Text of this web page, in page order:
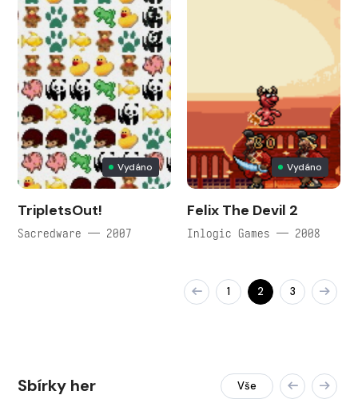
Vydáno
TripletsOut!
Sacredware — 2007
Vydáno
Felix The Devil 2
Inlogic Games — 2008
1 2 3
Sbírky her Vše